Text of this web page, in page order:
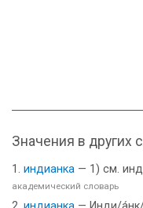
Значения в других
индианка — 1) см.
академический словарь